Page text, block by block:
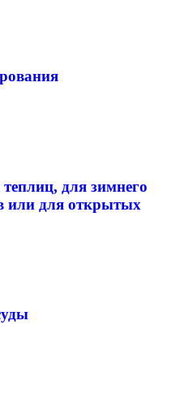
для зимнего
или для открытых